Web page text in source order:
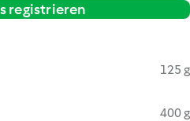
registrieren
125 g
400 g